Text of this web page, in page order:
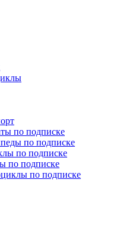
по подписке
по подписке
по подписке
по подписке
по подписке